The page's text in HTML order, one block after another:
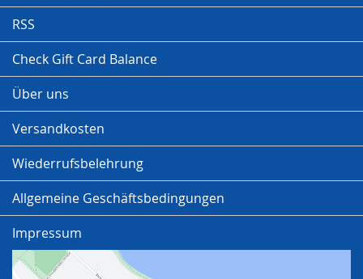
RSS
Check Gift Card Balance
Über uns
Versandkosten
Wiederrufsbelehrung
Allgemeine Geschäftsbedingungen
Impressum